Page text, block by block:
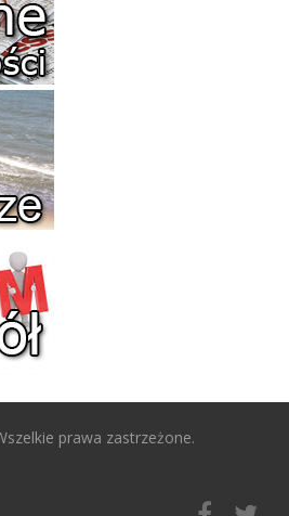
prawa zastrzeżone.